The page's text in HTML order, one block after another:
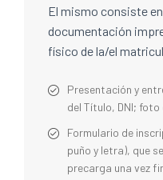
El mismo consiste
documentación
físico de la/el
Presentación y
del Título, DNI;
Formulario de
puño y letra), que
precarga una vez